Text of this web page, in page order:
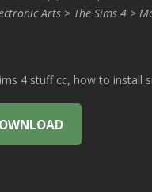
Arts > The Sims 4 >
4 stuff cc, how to install